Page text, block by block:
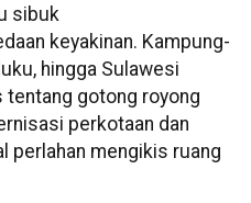
sibuk
keyakinan. Kampung-
hingga Sulawesi
tentang gotong royong
perkotaan dan
perlahan mengikis ruang